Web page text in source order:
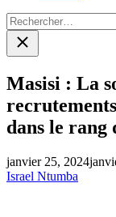
Rechercher :
Close
search
Masisi : La
dans le rang
janvier 25, 2024
Israel Ntumba